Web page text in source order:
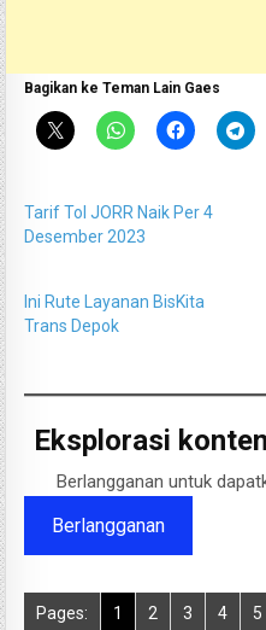
Bagikan ke Teman Lain Gaes
Tarif Tol JORR Naik Per 4
Desember 2023
Ini Rute Layanan BisKita
Trans Depok
Eksplorasi
Berlangganan untuk
Berlangganan
Pages: 1 2 3 4 5